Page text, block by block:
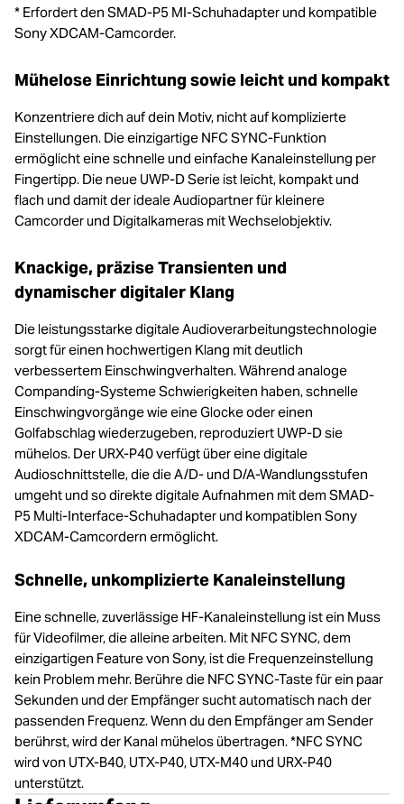
* Erfordert den SMAD-P5 MI-Schuhadapter und kompatible
Sony XDCAM-Camcorder.
Mühelose Einrichtung sowie leicht und kompakt
Konzentriere dich auf dein Motiv, nicht auf komplizierte
Einstellungen. Die einzigartige NFC SYNC-Funktion
ermöglicht eine schnelle und einfache Kanaleinstellung per
Fingertipp. Die neue UWP-D Serie ist leicht, kompakt und
flach und damit der ideale Audiopartner für kleinere
Camcorder und Digitalkameras mit Wechselobjektiv.
Knackige, präzise Transienten und
dynamischer digitaler Klang
Die leistungsstarke digitale Audioverarbeitungstechnologie
sorgt für einen hochwertigen Klang mit deutlich
verbessertem Einschwingverhalten. Während analoge
Companding-Systeme Schwierigkeiten haben, schnelle
Einschwingvorgänge wie eine Glocke oder einen
Golfabschlag wiederzugeben, reproduziert UWP-D sie
mühelos. Der URX-P40 verfügt über eine digitale
Audioschnittstelle, die die A/D- und D/A-Wandlungsstufen
umgeht und so direkte digitale Aufnahmen mit dem SMAD-
P5 Multi-Interface-Schuhadapter und kompatiblen Sony
XDCAM-Camcordern ermöglicht.
Schnelle, unkomplizierte Kanaleinstellung
Eine schnelle, zuverlässige HF-Kanaleinstellung ist ein Muss
für Videofilmer, die alleine arbeiten. Mit NFC SYNC, dem
einzigartigen Feature von Sony, ist die Frequenzeinstellung
kein Problem mehr. Berühre die NFC SYNC-Taste für ein paar
Sekunden und der Empfänger sucht automatisch nach der
passenden Frequenz. Wenn du den Empfänger am Sender
berührst, wird der Kanal mühelos übertragen. *NFC SYNC
wird von UTX-B40, UTX-P40, UTX-M40 und URX-P40
unterstützt.